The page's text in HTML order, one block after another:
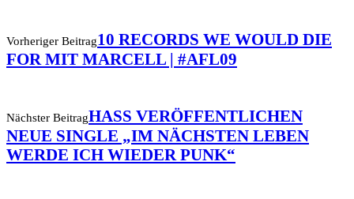
Vorheriger Beitrag10 RECORDS WE WOULD DIE
FOR MIT MARCELL | #AFL09
Nächster BeitragHASS VERÖFFENTLICHEN
NEUE SINGLE „IM NÄCHSTEN LEBEN
WERDE ICH WIEDER PUNK“